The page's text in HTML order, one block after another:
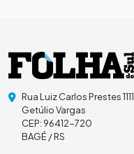
Rua Luiz Carlos Prestes 1111
Getúlio Vargas
CEP: 96412-720
BAGÉ / RS